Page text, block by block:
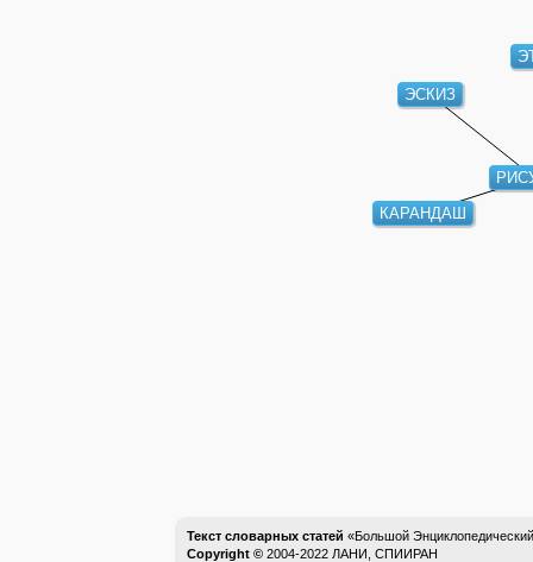
ЭСКИЗ
КАРАНДАШ
Текст словарных статей «Большой
Copyright © 2004-2022 ЛАНИ, СПИИРАН